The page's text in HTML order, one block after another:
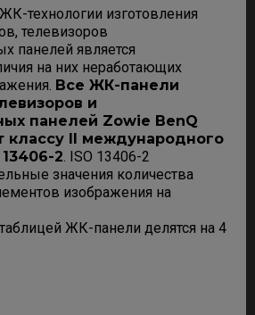
технологии изготовления
телевизоров
панелей является
на них неработающих
Все ЖК-панели
и
панелей Zowie BenQ
классу II международного
2 . ISO 13406-2
значения количества
изображения на
ЖК-панели делятся на 4